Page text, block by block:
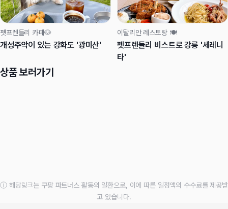
펫프렌들리 카페🐶
개성주악이 있는 강화도 '광미산'
이탈리안 레스토랑 🍽️
펫프렌들리 비스트로 강릉 '세레니
타'
상품 보러가기
ⓘ 해당링크는 쿠팡 파트너스 활동의 일환으로, 이에 따른 일정액의 수수료를 제공받
고 있습니다.